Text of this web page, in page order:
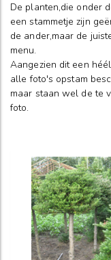
De planten,die onder
een stammetje zijn
de ander,maar de
menu.
Aangezien dit een
alle foto's opstam
maar staan wel de te
foto.